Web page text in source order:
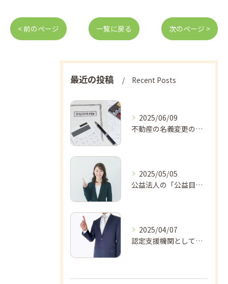
< 前のページ 一覧に戻る 次のページ >
最近の投稿 Recent Posts
2025/06/09
不動産の名義変更の流れについて
2025/05/05
公益法人の「公益目的事業」「収益事業」とは
2025/04/07
認定支援機関として認定されるための条件とは？